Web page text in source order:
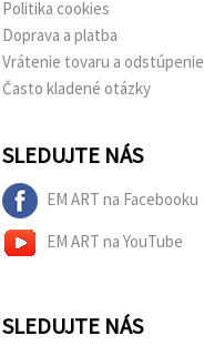
Politika cookies
Doprava a platba
Vrátenie tovaru a odstúpenie
Často kladené otázky
SLEDUJTE NÁS
EM ART na Facebooku
EM ART na YouTube
SLEDUJTE NÁS